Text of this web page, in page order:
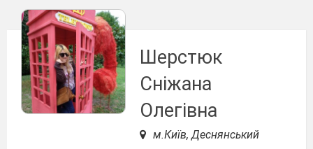
Шерстюк
Сніжана
Олегівна
м.Київ, Деснянський